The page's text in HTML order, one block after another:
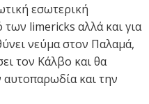
εσωτερική
των limericks αλλά και για
νεύμα στον Παλαμά,
τον Κάλβο και θα
και την